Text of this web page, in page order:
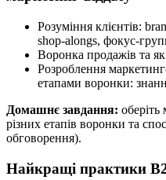
Розуміння клієнтів:
shop-alongs, фокус-
Воронка продажів та
Розроблення
етапами воронки:
Домашнє завдання: оберіть
різних етапів воронки та
обговорення).
Найкращі практики